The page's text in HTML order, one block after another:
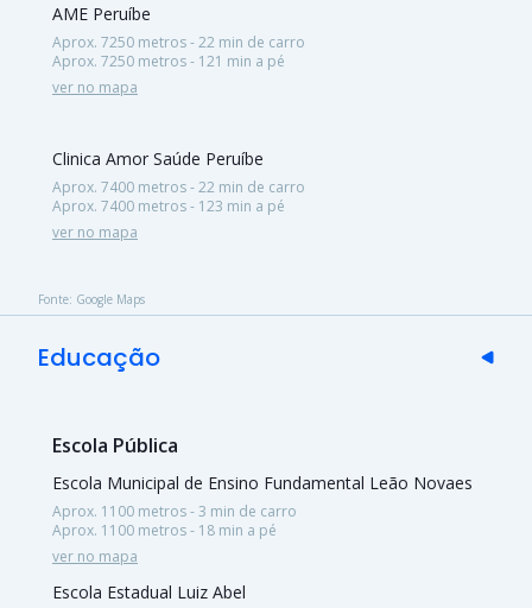
AME Peruíbe
Aprox. 7250 metros - 22 min de carro
Aprox. 7250 metros - 121 min a pé
ver no mapa
Clinica Amor Saúde Peruíbe
Aprox. 7400 metros - 22 min de carro
Aprox. 7400 metros - 123 min a pé
ver no mapa
Fonte: Google Maps
Educação
Escola Pública
Escola Municipal de Ensino Fundamental Leão Novaes
Aprox. 1100 metros - 3 min de carro
Aprox. 1100 metros - 18 min a pé
ver no mapa
Escola Estadual Luiz Abel